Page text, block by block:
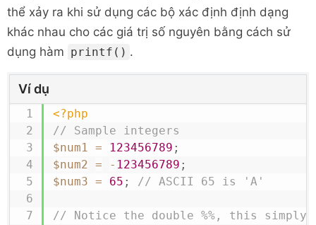
thể xảy ra khi sử dụng các bộ xác định định dạng
khác nhau cho các giá trị số nguyên bằng cách sử
dụng hàm printf() .
Ví dụ
<?php
// Sample integers
$num1 = 123456789 ;
$num2 = - 123456789 ;
$num3 = 65 ; // ASCII 65 is 'A'
// Notice the double %%, this